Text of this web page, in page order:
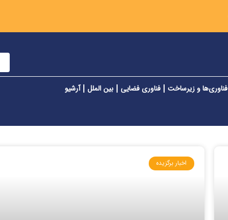
فناوری‌ها و زیرساخت فناوری فضایی بین الملل آرشیو
اخبار برگزیده